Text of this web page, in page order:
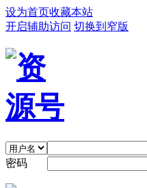
设为首页收藏本站
开启辅助访问 切换到窄版
密码